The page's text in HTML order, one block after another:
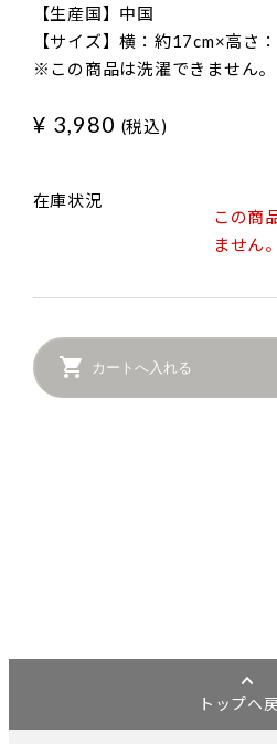
【生産国】中国
【サイズ】横：約17cm×高さ
※この商品は洗濯できません。
¥ 3,980 (税込)
在庫状況
この商
ません。
カートへ入れる
トップへ